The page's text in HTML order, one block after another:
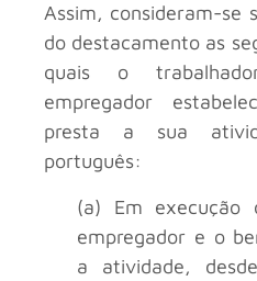
Assim, consideram-se
do destacamento as
quais o
empregador
presta a sua
português:
(a) Em
empregador e o
a atividade,